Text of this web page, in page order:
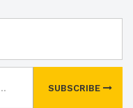
SUBSCRIBE